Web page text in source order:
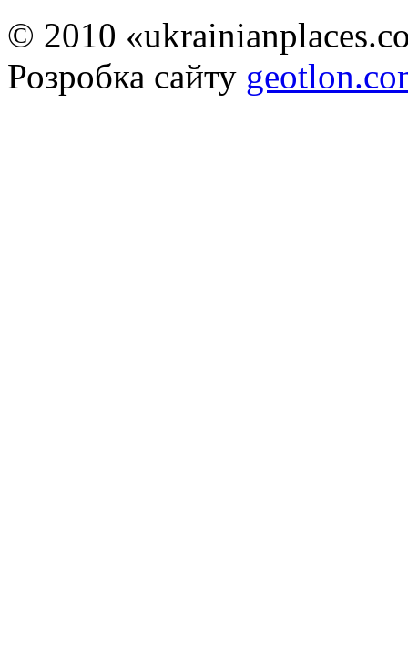
© 2010
Розробка сайту